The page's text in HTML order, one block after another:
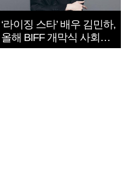
‘라이징 스타’ 배우 김민하,
올해 BIFF 개막식 사회자
확정